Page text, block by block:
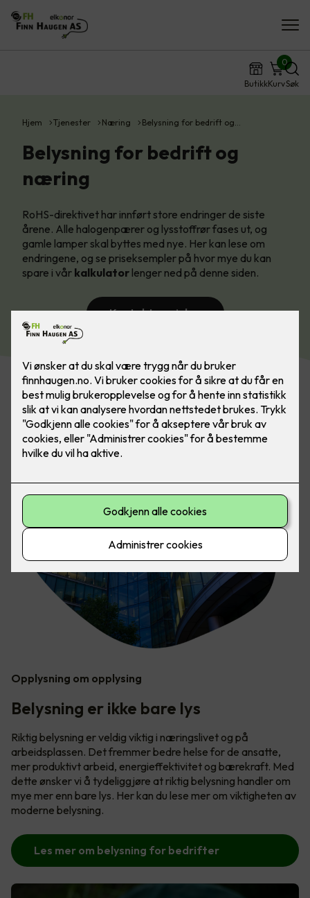
ButikkKurv
0
Søk
Hjem Tjenester Næring Belysning for bedrift og…
Belysning for bedrift og
næring
RoHS-direktivet har innført store endringer de siste
årene. Alle halogenpærer og lysstoffrør fases ut, og
gamle lamper skal byttes med nye. Her kan lese om
endringene, og se priseksempler på hvor mye du kan
spare i vår kalkulator lenger ned på denne siden.
Kontakt oss i dag
Opplysning om opplysing
Belysning er ikke bare lys
Riktig belysning er veldig viktig i næringslivet og på
arbeidsplassen. Det fremmer bedre helse for de ansatte,
mer produktivt arbeid, energieffektivitet og bærekraft. Med
dette ønsker vi å tydeliggjøre at riktig belysning handler om
mye mer enn bare lys. Her kan du lese mer om viktigheten av
moderne belysning.
Les mer om belysning for bedrifter